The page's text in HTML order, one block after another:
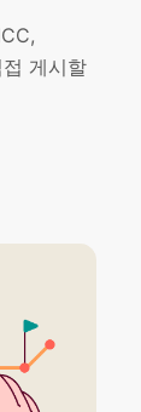
게시할